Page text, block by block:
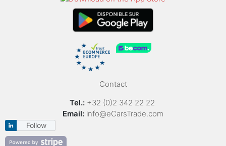
Contact
Tel.: +32 (0)2 342 22 22
Email: info@eCarsTrade.com
Follow